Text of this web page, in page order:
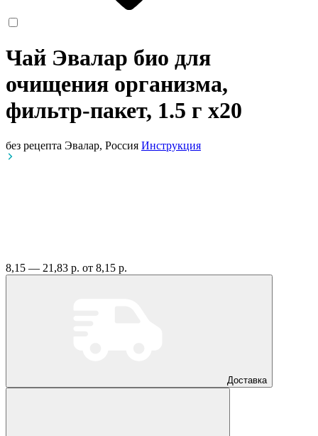
Чай Эвалар био для
очищения организма,
фильтр-пакет, 1.5 г x20
без рецепта Эвалар, Россия Инструкция
8,15 — 21,83 р. от 8,15 р.
Доставка